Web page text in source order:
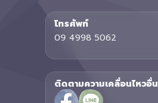
โทรศัพท์
09 4998 5062
ติดตามความเคลื่อนไหวอื่น